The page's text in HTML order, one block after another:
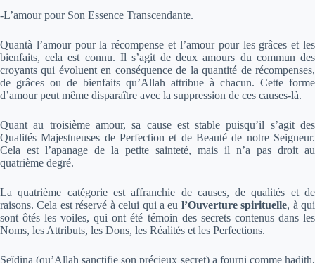
-L’amour pour Son Essence Transcendante.
Quantà l’amour pour la récompense et l’amour pour les grâces et les
bienfaits, cela est connu. Il s’agit de deux amours du commun des
croyants qui évoluent en conséquence de la quantité de récompenses,
de grâces ou de bienfaits qu’Allah attribue à chacun. Cette forme
d’amour peut même disparaître avec la suppression de ces causes-là.
Quant au troisième amour, sa cause est stable puisqu’il s’agit des
Qualités Majestueuses de Perfection et de Beauté de notre Seigneur.
Cela est l’apanage de la petite sainteté, mais il n’a pas droit au
quatrième degré.
La quatrième catégorie est affranchie de causes, de qualités et de
raisons. Cela est réservé à celui qui a eu l’Ouverture spirituelle, à qui
sont ôtés les voiles, qui ont été témoin des secrets contenus dans les
Noms, les Attributs, les Dons, les Réalités et les Perfections.
Seïdina (qu’Allah sanctifie son précieux secret) a fourni comme hadith,